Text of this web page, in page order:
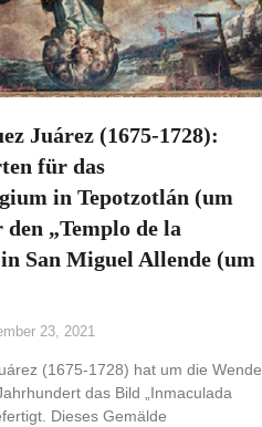
Juárez (1675-1728):
für das
in Tepotzotlán (um
„Templo de la
San Miguel Allende (um
23, 2021
(1675-1728) hat um die Wende
das Bild „Inmaculada
Dieses Gemälde